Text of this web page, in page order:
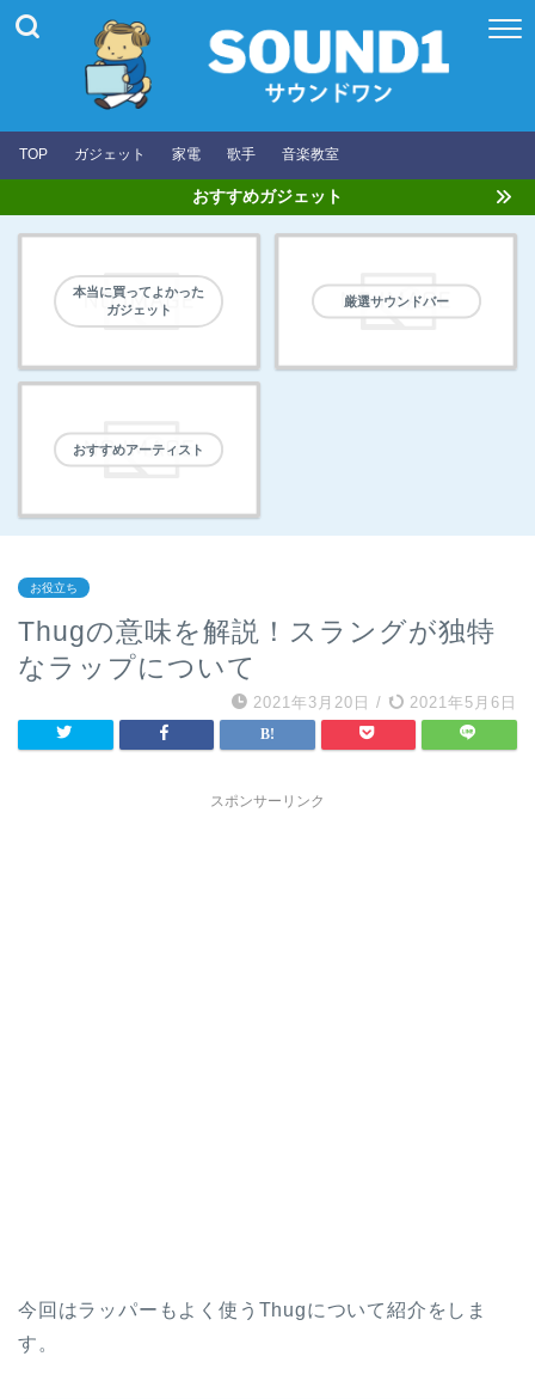
TOP ガジェット 家電 歌手 音楽教室
おすすめガジェット
本当に買ってよかった
ガジェット
厳選サウンドバー
おすすめアーティスト
お役立ち
Thugの意味を解説！スラングが独特
なラップについて
2021年3月20日 / 2021年5月6日
スポンサーリンク
今回はラッパーもよく使うThugについて紹介をしま
す。